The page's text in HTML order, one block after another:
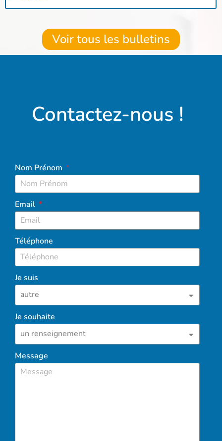
Voir tous les bulletins
Contactez-nous !
Nom Prénom
Email
Téléphone
Je suis
Je souhaite
Message